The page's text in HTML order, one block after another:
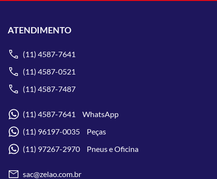
ATENDIMENTO
(11) 4587-7641
(11) 4587-0521
(11) 4587-7487
(11) 4587-7641 WhatsApp
(11) 96197-0035 Peças
(11) 97267-2970 Pneus e Oficina
sac@zelao.com.br